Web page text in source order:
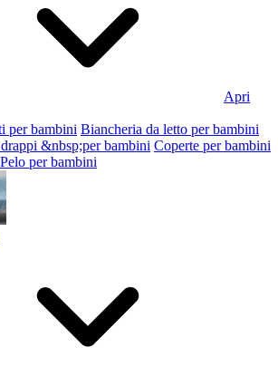
Apri
per bambini Biancheria da letto per bambini
&nbsp;per bambini Coperte per bambini
per bambini